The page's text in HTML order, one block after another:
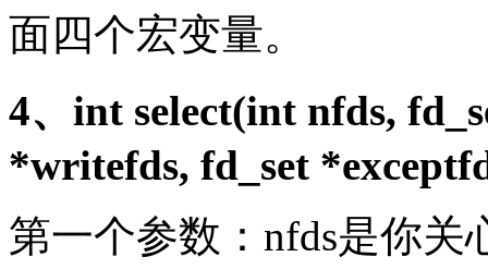
面四个宏变量。
4、int select(int nfds,
*writefds, fd_set
第一个参数：nfds是你